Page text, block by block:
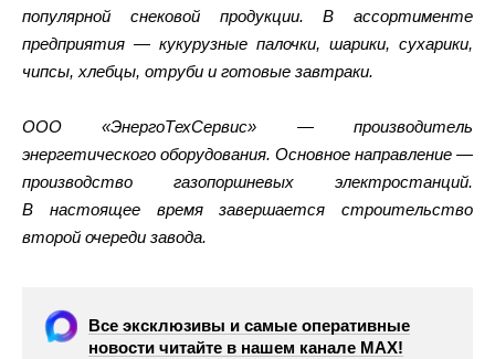
популярной снековой продукции. В ассортименте
предприятия — кукурузные палочки, шарики, сухарики,
чипсы, хлебцы, отруби и готовые завтраки.
ООО «ЭнергоТехСервис» — производитель
энергетического оборудования. Основное направление —
производство газопоршневых электростанций.
В настоящее время завершается строительство
второй очереди завода.
Все эксклюзивы и самые оперативные
новости читайте в нашем канале МАХ!